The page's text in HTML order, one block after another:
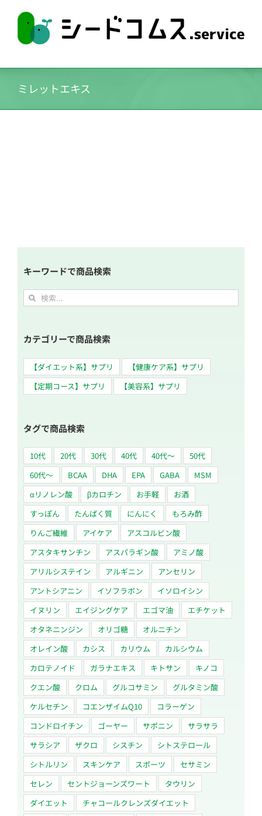
content
ミレットエキス
キーワードで商品検索
検
索
カテゴリーで商品検索
【ダイエット系】サプリ
【健康ケア系】サプリ
【定期コース】サプリ
【美容系】サプリ
タグで商品検索
10代 20代 30代 40代 40代～
50代
60代〜
BCAA DHA EPA GABA
MSM
αリノレン酸
βカロチン お手軽
お酒
すっぽん
たんぱく質 にんにく
もろみ酢
りんご繊維
アイケア
アスコルビン酸
アスタキサンチン
アスパラギン酸
アミノ酸
アリルシステイン
アルギニン
アンセリン
アントシアニン
イソフラボン
イソロイシン
イヌリン
エイジングケア エゴマ油
エチケット
オタネニンジン
オリゴ糖
オルニチン
オレイン酸
カシス カリウム
カルシウム
カロテノイド
ガラナエキス キトサン
キノコ
クエン酸
クロム グルコサミン
グルタミン酸
ケルセチン
コエンザイムQ10
コラーゲン
コンドロイチン
ゴーヤー サポニン
サラサラ
サラシア
ザクロ シスチン
シトステロール
シトルリン
スキンケア スポーツ
セサミン
セレン
セントジョーンズワート
タウリン
ダイエット
チャコールクレンズダイエット